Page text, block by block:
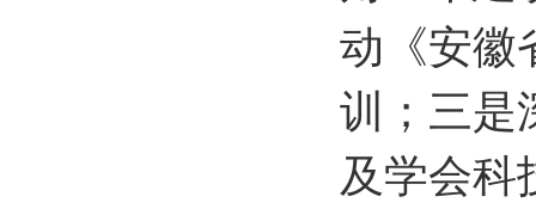
动《安徽
训；三是
及学会科